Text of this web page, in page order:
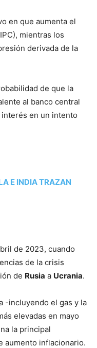
en que aumenta el
mientras los
derivada de la
de que la
al banco central
en un intento
E INDIA TRAZAN
de 2023, cuando
de la crisis
de Rusia a Ucrania.
-incluyendo el gas y la
elevadas en mayo
la principal
aumento inflacionario.